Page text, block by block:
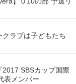
ラブは子どもたち
SBSカップ国際
表メンバー